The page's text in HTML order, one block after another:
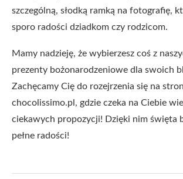
szczególną, słodką ramką na fotografię,
sporo radości dziadkom czy rodzicom.
Mamy nadzieję, że wybierzesz coś z
prezenty bożonarodzeniowe dla swoich
Zachęcamy Cię do rozejrzenia się na
chocolissimo.pl, gdzie czeka na Ciebie
ciekawych propozycji! Dzięki nim święta
pełne radości!